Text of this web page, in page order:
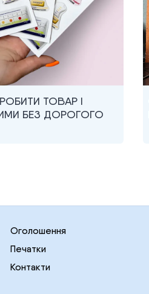
ТОВАР І
БЕЗ ДОРОГОГО
Оголошення
Печатки
Контакти